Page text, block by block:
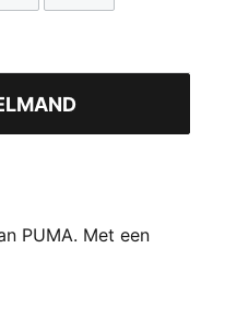
PUMA. Met een
van mesh en
voor
stijl willen. Maak je